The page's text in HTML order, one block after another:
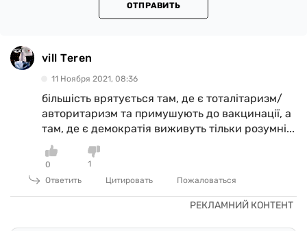
ОТПРАВИТЬ
vill Teren
11 Ноября 2021, 08:36
більшість врятується там, де є тоталітаризм/
авторитаризм та примушують до вакцинації, а
там, де є демократія виживуть тільки розумні...
0
1
Ответить
Цитировать Пожаловаться